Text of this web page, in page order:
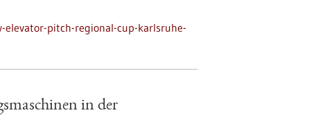
pitch-regional-cup-karlsruhe-
in der